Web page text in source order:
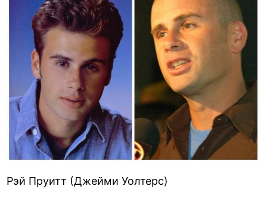
Рэй Пруитт (Джейми Уолтерс)